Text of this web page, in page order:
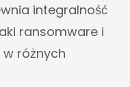
integralność
ransomware i
różnych